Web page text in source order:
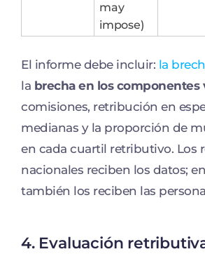
may
impose)
El informe debe incluir: la
la brecha en los componentes
comisiones, retribución en
medianas y la proporción de
en cada cuartil retributivo. Los
nacionales reciben los datos;
también los reciben las
4. Evaluación